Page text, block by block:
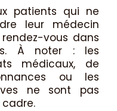
patients qui ne
leur médecin
vous dans
À noter : les
médicaux, de
ou les
ne sont pas